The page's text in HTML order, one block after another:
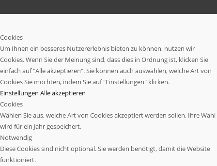
Cookies
Um Ihnen ein besseres Nutzererlebnis bieten zu können, nutzen wir
Cookies. Wenn Sie der Meinung sind, dass dies in Ordnung ist, klicken Sie
einfach auf "Alle akzeptieren". Sie können auch auswählen, welche Art von
Cookies Sie möchten, indem Sie auf "Einstellungen" klicken.
Einstellungen Alle akzeptieren
Cookies
Wählen Sie aus, welche Art von Cookies akzeptiert werden sollen. Ihre Wahl
wird für ein Jahr gespeichert.
Notwendig
Diese Cookies sind nicht optional. Sie werden benötigt, damit die Website
funktioniert.